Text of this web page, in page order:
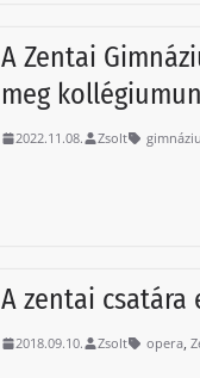
A Zentai
meg
2022.11.08. Zsolt
A zentai csatára
2018.09.10. Zsolt opera,